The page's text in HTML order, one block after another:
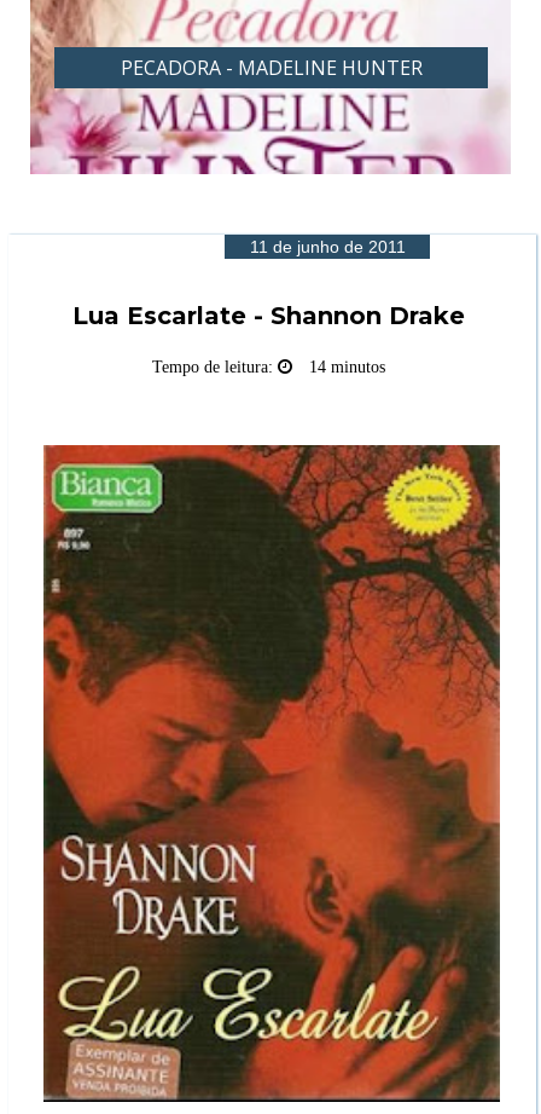
PECADORA - MADELINE HUNTER
11 de junho de 2011
Lua Escarlate - Shannon Drake
Tempo de leitura: 14 minutos